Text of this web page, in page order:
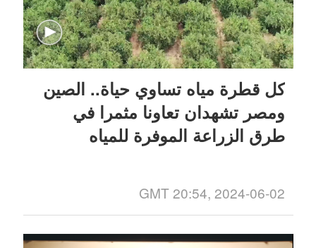
كل قطرة مياه تساوي حياة.. الصين
ومصر تشهدان تعاونا مثمرا في
طرق الزراعة الموفرة للمياه
GMT 20:54, 2024-06-02